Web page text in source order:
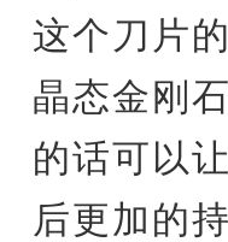
这个刀片
晶态金刚
的话可以
后更加的